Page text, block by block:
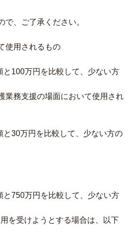
、ご了承ください。
使用されるもの
100万円を比較して、少ない方
業務支援の場面において使用され
30万円を比較して、少ない方の
750万円を比較して、少ない方
を受けようとする場合は、以下